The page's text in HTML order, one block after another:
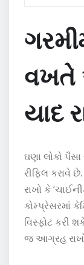
યાદ
ઘણા લોકો
રીફિલ કરાવે
રાખો કે
કોમ્પ્રેસરમાં
વિસ્ફોટ કરી
જ આગ્રહ